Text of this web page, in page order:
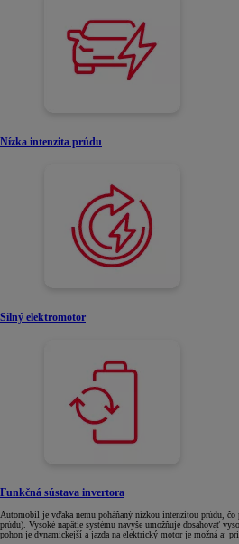
Nízka intenzita prúdu
Silný elektromotor
Funkčná sústava invertora
Automobil je vďaka nemu poháňaný nízkou intenzitou prúdu,
prúdu). Vysoké napätie systému navyše umožňuje dosahovať
pohon je dynamickejší a jazda na elektrický motor je možná aj